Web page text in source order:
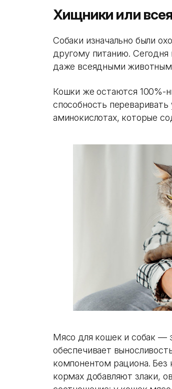
Хищники или
Собаки изначально были
другому питанию.
даже всеядными
Кошки же остаются 100%-
способность
аминокислотах, которые
Мясо для кошек и собак —
обеспечивает
компонентом рациона. Без
кормах добавляют злаки,